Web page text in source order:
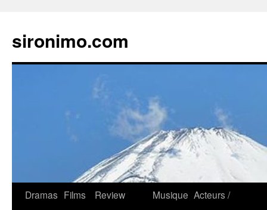
sironimo.com
Aller
Dramas Films
Review
Musique Acteurs /